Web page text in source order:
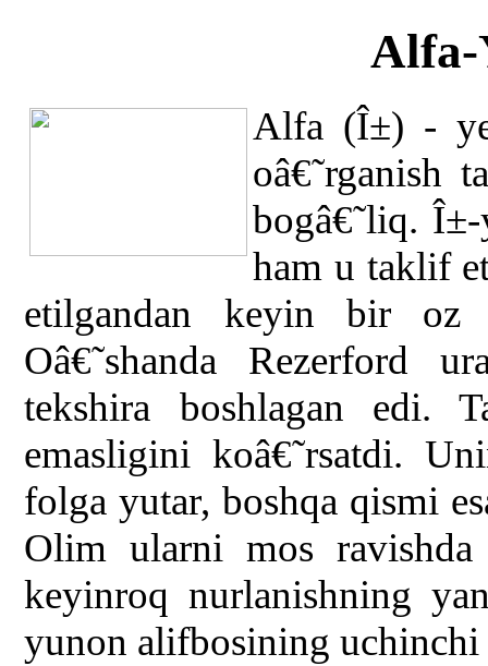
Alfa (Î±) -
oâ€˜rganish
bogâ€˜liq.
ham u taklif
etilgandan keyin bir oz
Oâ€˜shanda Rezerford
tekshira boshlagan edi.
emasligini koâ€˜rsatdi.
folga yutar, boshqa qismi
Olim ularni mos
keyinroq nurlanishning
yunon alifbosining